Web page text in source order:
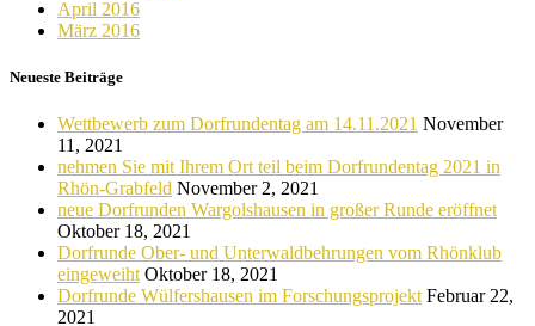
April 2016
März 2016
Neueste Beiträge
Wettbewerb zum Dorfrundentag am 14.11.2021 November
11, 2021
nehmen Sie mit Ihrem Ort teil beim Dorfrundentag 2021 in
Rhön-Grabfeld November 2, 2021
neue Dorfrunden Wargolshausen in großer Runde eröffnet
Oktober 18, 2021
Dorfrunde Ober- und Unterwaldbehrungen vom Rhönklub
eingeweiht Oktober 18, 2021
Dorfrunde Wülfershausen im Forschungsprojekt Februar 22,
2021